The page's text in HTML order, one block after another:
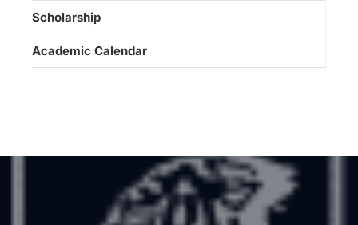
Scholarship
Academic Calendar